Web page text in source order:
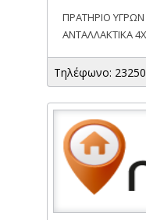
ΠΡΑΤΗΡΙΟ
ΑΝΤΑΛΛΑΚΤΙΚΑ
Τηλέφωνο: